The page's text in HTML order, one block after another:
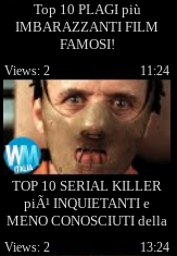
Top 10 PLAGI più
IMBARAZZANTI FILM
FAMOSI!
TOP 10 SERIAL KILLER
piÃ¹ INQUIETANTI e
MENO CONOSCIUTI della
11:24
Views: 2
13:24
Views: 2